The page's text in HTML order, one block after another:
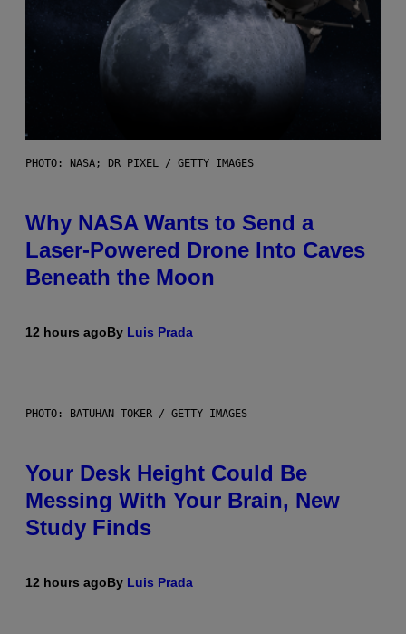
PHOTO: NASA; DR PIXEL / GETTY IMAGES
Why NASA Wants to Send a
Laser-Powered Drone Into Caves
Beneath the Moon
12 hours agoBy Luis Prada
PHOTO: BATUHAN TOKER / GETTY IMAGES
Your Desk Height Could Be
Messing With Your Brain, New
Study Finds
12 hours agoBy Luis Prada